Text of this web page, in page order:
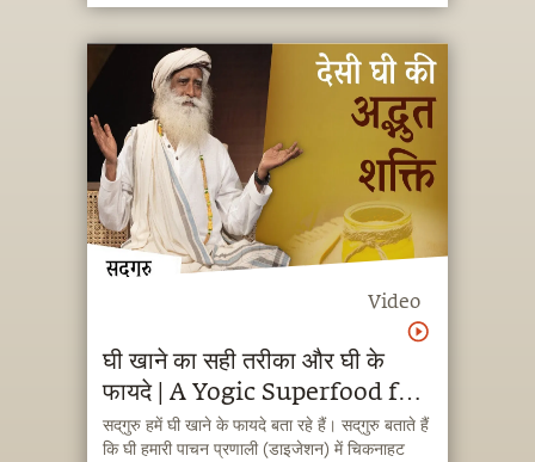
Video
घी खाने का सही तरीका और घी के
फायदे | A Yogic Superfood for
Better Digestion
सद्‌गुरु हमें घी खाने के फायदे बता रहे हैं। सद्‌गुरु बताते हैं
कि घी हमारी पाचन प्रणाली (डाइजेशन) में चिकनाहट